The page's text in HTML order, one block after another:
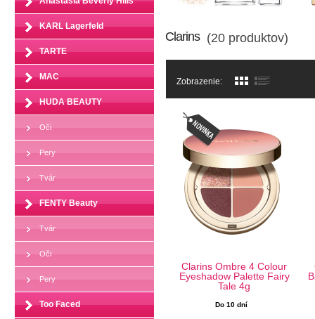
KARL Lagerfeld
TARTE
MAC
HUDA BEAUTY
Oči
Pery
Tvár
FENTY Beauty
Tvár
Oči
Pery
Too Faced
Clarins(20 produktov)
Zobrazenie:
Clarins Ombre 4 Colour
Eyeshadow Palette Fairy
Tale 4g
Do 10 dní